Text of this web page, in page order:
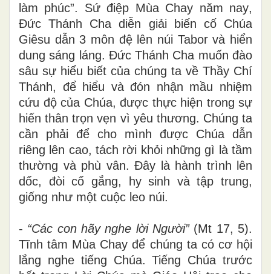
làm phúc”. Sứ điệp Mùa Chay năm nay,
Đức Thánh Cha diễn giải biến cố Chúa
Giêsu dẫn 3 môn đệ lên núi Tabor và hiển
dung sáng láng. Đức Thánh Cha muốn đào
sâu sự hiểu biết của chúng ta về Thầy Chí
Thánh, để hiểu và đón nhận mầu nhiệm
cứu độ của Chúa, được thực hiện trong sự
hiến thân trọn vẹn vì yêu thương. Chúng ta
cần phải để cho mình được Chúa dẫn
riêng lên cao, tách rời khỏi những gì là tầm
thường và phù vân. Đây là hành trình lên
dốc, đòi cố gắng, hy sinh và tập trung,
giống như một cuộc leo núi.
- “Các con hãy nghe lời Người”(Mt 17, 5).
Tĩnh tâm Mùa Chayđể chúng ta có cơ hội
lắng nghe tiếng Chúa.Tiếng Chúa trước